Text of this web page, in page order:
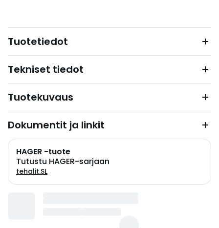
Tuotetiedot
Tekniset tiedot
Tuotekuvaus
Dokumentit ja linkit
HAGER -tuote
Tutustu HAGER-sarjaan
tehalit.SL